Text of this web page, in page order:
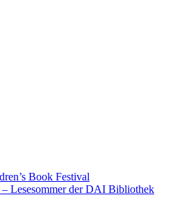
Book Festival
– Lesesommer der DAI Bibliothek